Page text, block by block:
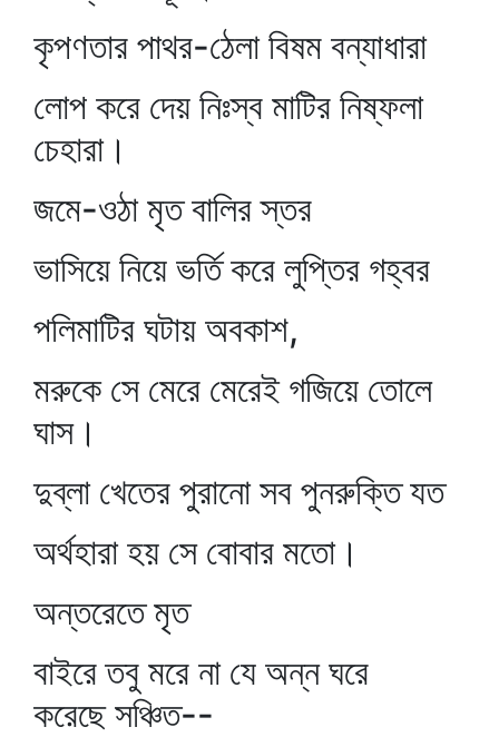
কৃপণতার পাথর-ঠেলা বিষম বন্যাধারা
লোপ করে দেয় নিঃস্ব মাটির নিষ্ফলা
চেহারা।
জমে-ওঠা মৃত বালির স্তর
ভাসিয়ে নিয়ে ভর্তি করে লুপ্তির গহ্বর
পলিমাটির ঘটায় অবকাশ,
মরুকে সে মেরে মেরেই গজিয়ে তোলে
ঘাস।
দুব্‌লা খেতের পুরানো সব পুনরুক্তি যত
অর্থহারা হয় সে বোবার মতো।
অন্তরেতে মৃত
বাইরে তবু মরে না যে অন্ন ঘরে
করেছে সঞ্চিত--